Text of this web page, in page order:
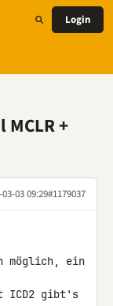
Login
+
03 09:29#1179037
ICD2 gibt's